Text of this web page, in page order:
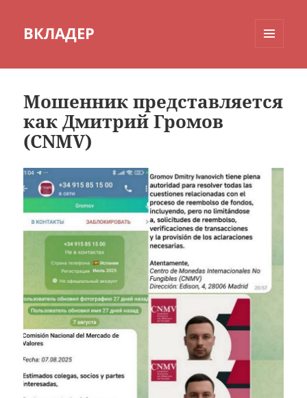
ВКЛАДЕР
Мошенник представляется
как Дмитрий Громов
(CNMV)